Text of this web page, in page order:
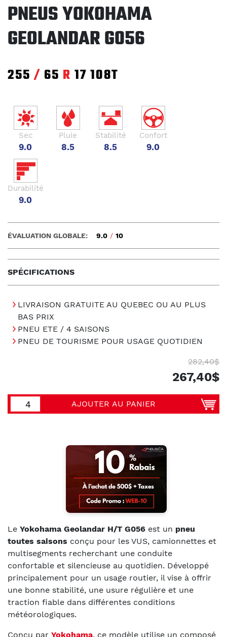
PNEUS YOKOHAMA
GEOLANDAR G056
255 / 65 R 17 108T
Sec
9.0
Pluie
8.5
Stabilité
8.5
Confort
9.0
Durabilité
9.0
SPÉCIFICATIONS
ÉVALUATION GLOBALE: 9.0 / 10
LIVRAISON GRATUITE AU QUEBEC OU AU PLUS
BAS PRIX
PNEU ETE / 4 SAISONS
PNEU DE TOURISME POUR USAGE QUOTIDIEN
282,40$
267,40$
AJOUTER AU PANIER
Le Yokohama Geolandar H/T G056 est un pneu
toutes saisons conçu pour les VUS, camionnettes et
multisegments recherchant une conduite
confortable et silencieuse au quotidien. Développé
principalement pour un usage routier, il vise à offrir
une bonne stabilité, une usure régulière et une
traction fiable dans différentes conditions
météorologiques.
Conçu par Yokohama, ce modèle utilise un composé